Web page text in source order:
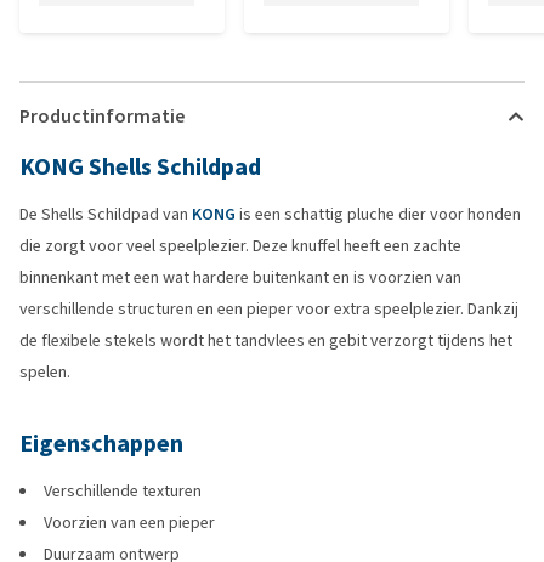
Productinformatie
KONG Shells Schildpad
De Shells Schildpad van KONG is een schattig pluche dier voor honden
die zorgt voor veel speelplezier. Deze knuffel heeft een zachte
binnenkant met een wat hardere buitenkant en is voorzien van
verschillende structuren en een pieper voor extra speelplezier. Dankzij
de flexibele stekels wordt het tandvlees en gebit verzorgt tijdens het
spelen.
Eigenschappen
Verschillende texturen
Voorzien van een pieper
Duurzaam ontwerp